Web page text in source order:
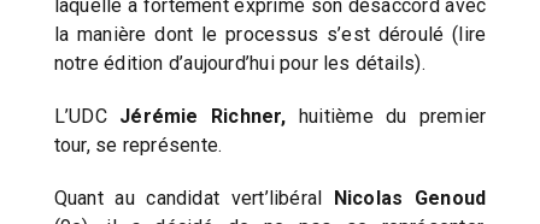
laquelle a fortement exprimé son désaccord avec
la manière dont le processus s’est déroulé (lire
notre édition d’aujourd’hui pour les détails).
L’UDC Jérémie Richner, huitième du premier
tour, se représente.
Quant au candidat vert’libéral Nicolas Genoud